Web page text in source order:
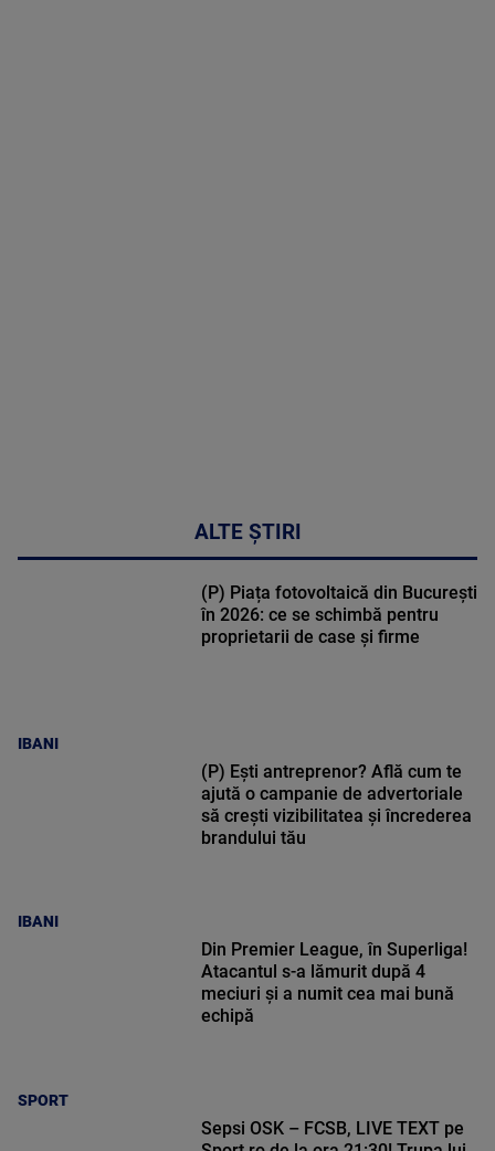
ALTE ȘTIRI
IBANI
(P) Piața fotovoltaică din București
în 2026: ce se schimbă pentru
proprietarii de case și firme
IBANI
(P) Ești antreprenor? Află cum te
ajută o campanie de advertoriale
să crești vizibilitatea și încrederea
brandului tău
SPORT
Din Premier League, în Superliga!
Atacantul s-a lămurit după 4
meciuri și a numit cea mai bună
echipă
Sepsi OSK – FCSB, LIVE TEXT pe